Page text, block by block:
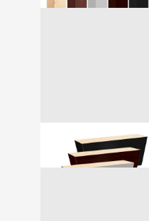
Wood 2 8cm